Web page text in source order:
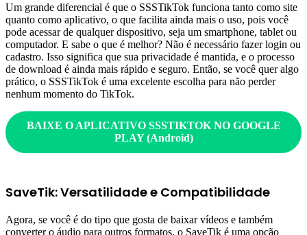
Um grande diferencial é que o SSSTikTok funciona tanto como site
quanto como aplicativo, o que facilita ainda mais o uso, pois você
pode acessar de qualquer dispositivo, seja um smartphone, tablet ou
computador. E sabe o que é melhor? Não é necessário fazer login ou
cadastro. Isso significa que sua privacidade é mantida, e o processo
de download é ainda mais rápido e seguro. Então, se você quer algo
prático, o SSSTikTok é uma excelente escolha para não perder
nenhum momento do TikTok.
BAIXE O APLICATIVOSSSTIKTOK NO GOOGLE
PLAY (Android)
SaveTik: Versatilidade e Compatibilidade
Agora, se você é do tipo que gosta de baixar vídeos e também
converter o áudio para outros formatos, o SaveTik é uma opção